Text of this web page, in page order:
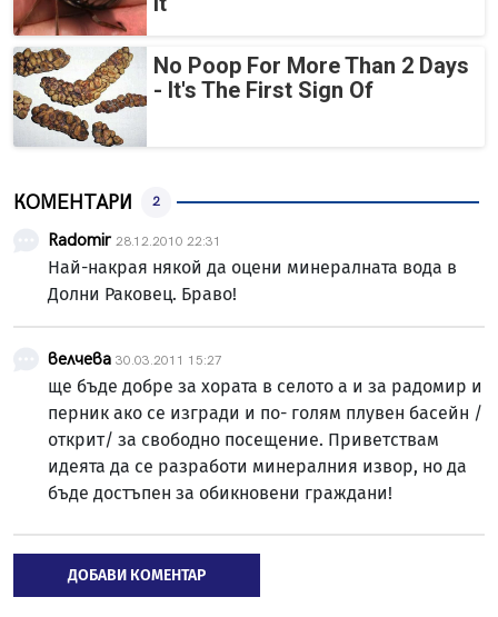
No Poop For More Than 2 Days
- It's The First Sign Of
КОМЕНТАРИ 2
Radomir 28.12.2010 22:31
Най-накрая някой да оцени минералната вода в
Долни Раковец. Браво!
велчева 30.03.2011 15:27
ще бъде добре за хората в селото а и за радомир и
перник ако се изгради и по- голям плувен басейн /
открит/ за свободно посещение. Приветствам
идеята да се разработи минералния извор, но да
бъде достъпен за обикновени граждани!
ДОБАВИ КОМЕНТАР